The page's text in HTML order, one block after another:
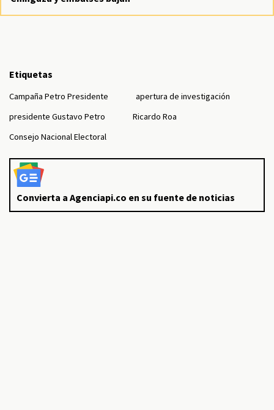
Etiquetas
Campaña Petro Presidente
apertura de investigación
presidente Gustavo Petro
Ricardo Roa
Consejo Nacional Electoral
Convierta a Agenciapi.co en su fuente de noticias